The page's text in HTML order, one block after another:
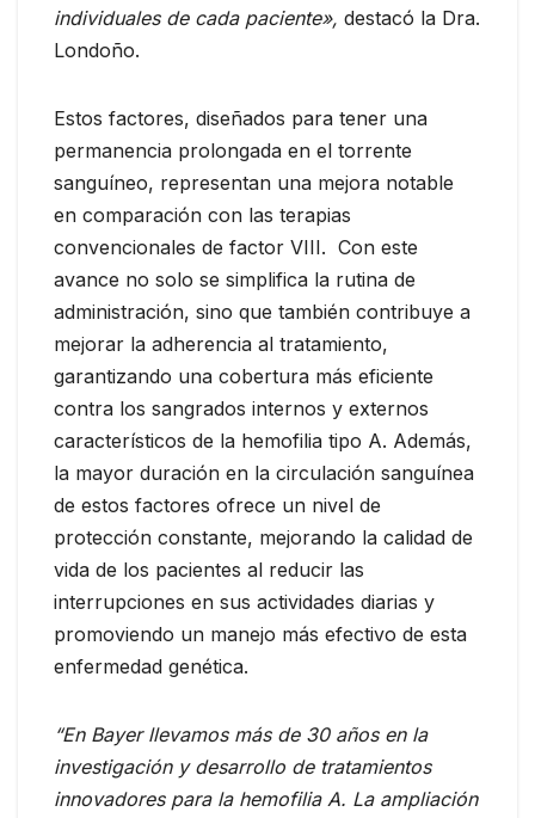
individuales de cada paciente», destacó la Dra.
Londoño.
Estos factores, diseñados para tener una
permanencia prolongada en el torrente
sanguíneo, representan una mejora notable
en comparación con las terapias
convencionales de factor VIII. Con este
avance no solo se simplifica la rutina de
administración, sino que también contribuye a
mejorar la adherencia al tratamiento,
garantizando una cobertura más eficiente
contra los sangrados internos y externos
característicos de la hemofilia tipo A. Además,
la mayor duración en la circulación sanguínea
de estos factores ofrece un nivel de
protección constante, mejorando la calidad de
vida de los pacientes al reducir las
interrupciones en sus actividades diarias y
promoviendo un manejo más efectivo de esta
enfermedad genética.
“En Bayer llevamos más de 30 años en la
investigación y desarrollo de tratamientos
innovadores para la hemofilia A. La ampliación